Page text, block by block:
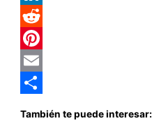
LinkedIn
Reddit
Pinterest
Email
También te puede interesar: